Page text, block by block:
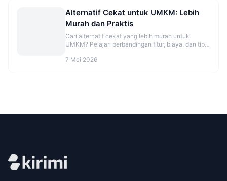
Alternatif Cekat untuk UMKM: Lebih
Murah dan Praktis
Cari alternatif cekat yang lebih murah untuk
UMKM? Pelajari perbandingan fitur, biaya, dan tips
7 Mei 2026